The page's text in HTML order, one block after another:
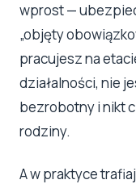
wprost —
„objęty
pracujesz na
działalności, nie
bezrobotny i nikt
rodziny.
A w praktyce